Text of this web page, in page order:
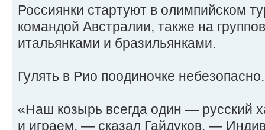
Россиянки стартуют в олимпийском
командой Австралии, также на
итальянками и бразильянками.
Гулять в Рио поодиночке небезопасно.
«Наш козырь всегда один — русский
и играем, — сказал Гайдуков. —